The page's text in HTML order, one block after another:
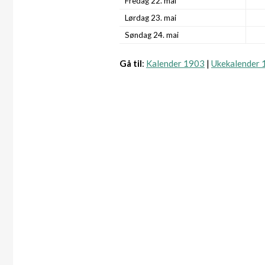
Lørdag 23. mai
Søndag 24. mai
Gå til: Kalender 1903 | Ukekalender